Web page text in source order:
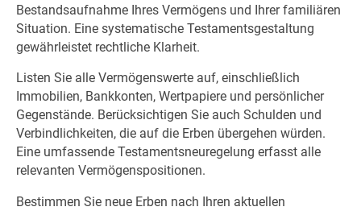
Bestandsaufnahme Ihres Vermögens und Ihrer familiären
Situation. Eine systematische Testamentsgestaltung
gewährleistet rechtliche Klarheit.
Listen Sie alle Vermögenswerte auf, einschließlich
Immobilien, Bankkonten, Wertpapiere und persönlicher
Gegenstände. Berücksichtigen Sie auch Schulden und
Verbindlichkeiten, die auf die Erben übergehen würden.
Eine umfassende Testamentsneuregelung erfasst alle
relevanten Vermögenspositionen.
Bestimmen Sie neue Erben nach Ihren aktuellen